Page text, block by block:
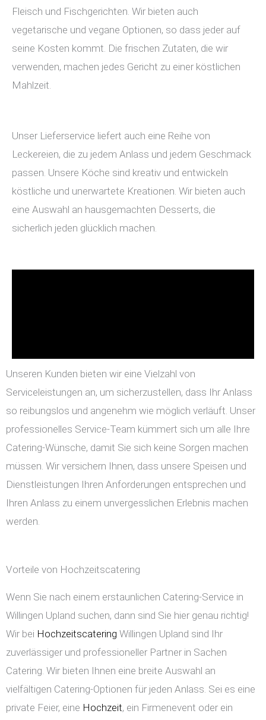
Fleisch und Fischgerichten. Wir bieten auch
vegetarische und vegane Optionen, so dass jeder auf
seine Kosten kommt. Die frischen Zutaten, die wir
verwenden, machen jedes Gericht zu einer köstlichen
Mahlzeit.
Unser Lieferservice liefert auch eine Reihe von
Leckereien, die zu jedem Anlass und jedem Geschmack
passen. Unsere Köche sind kreativ und entwickeln
köstliche und unerwartete Kreationen. Wir bieten auch
eine Auswahl an hausgemachten Desserts, die
sicherlich jeden glücklich machen.
Unseren Kunden bieten wir eine Vielzahl von
Serviceleistungen an, um sicherzustellen, dass Ihr Anlass
so reibungslos und angenehm wie möglich verläuft. Unser
professionelles Service-Team kümmert sich um alle Ihre
Catering-Wünsche, damit Sie sich keine Sorgen machen
müssen. Wir versichern Ihnen, dass unsere Speisen und
Dienstleistungen Ihren Anforderungen entsprechen und
Ihren Anlass zu einem unvergesslichen Erlebnis machen
werden.
Vorteile von Hochzeitscatering
Wenn Sie nach einem erstaunlichen Catering-Service in
Willingen Upland suchen, dann sind Sie hier genau richtig!
Wir bei Hochzeitscatering Willingen Upland sind Ihr
zuverlässiger und professioneller Partner in Sachen
Catering. Wir bieten Ihnen eine breite Auswahl an
vielfältigen Catering-Optionen für jeden Anlass. Sei es eine
private Feier, eine Hochzeit, ein Firmenevent oder ein